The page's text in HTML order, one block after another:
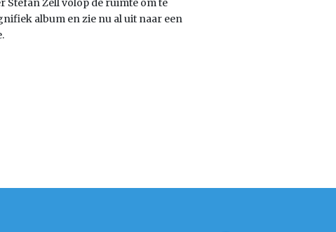
Stefan Zell volop de ruimte om te
album en zie nu al uit naar een